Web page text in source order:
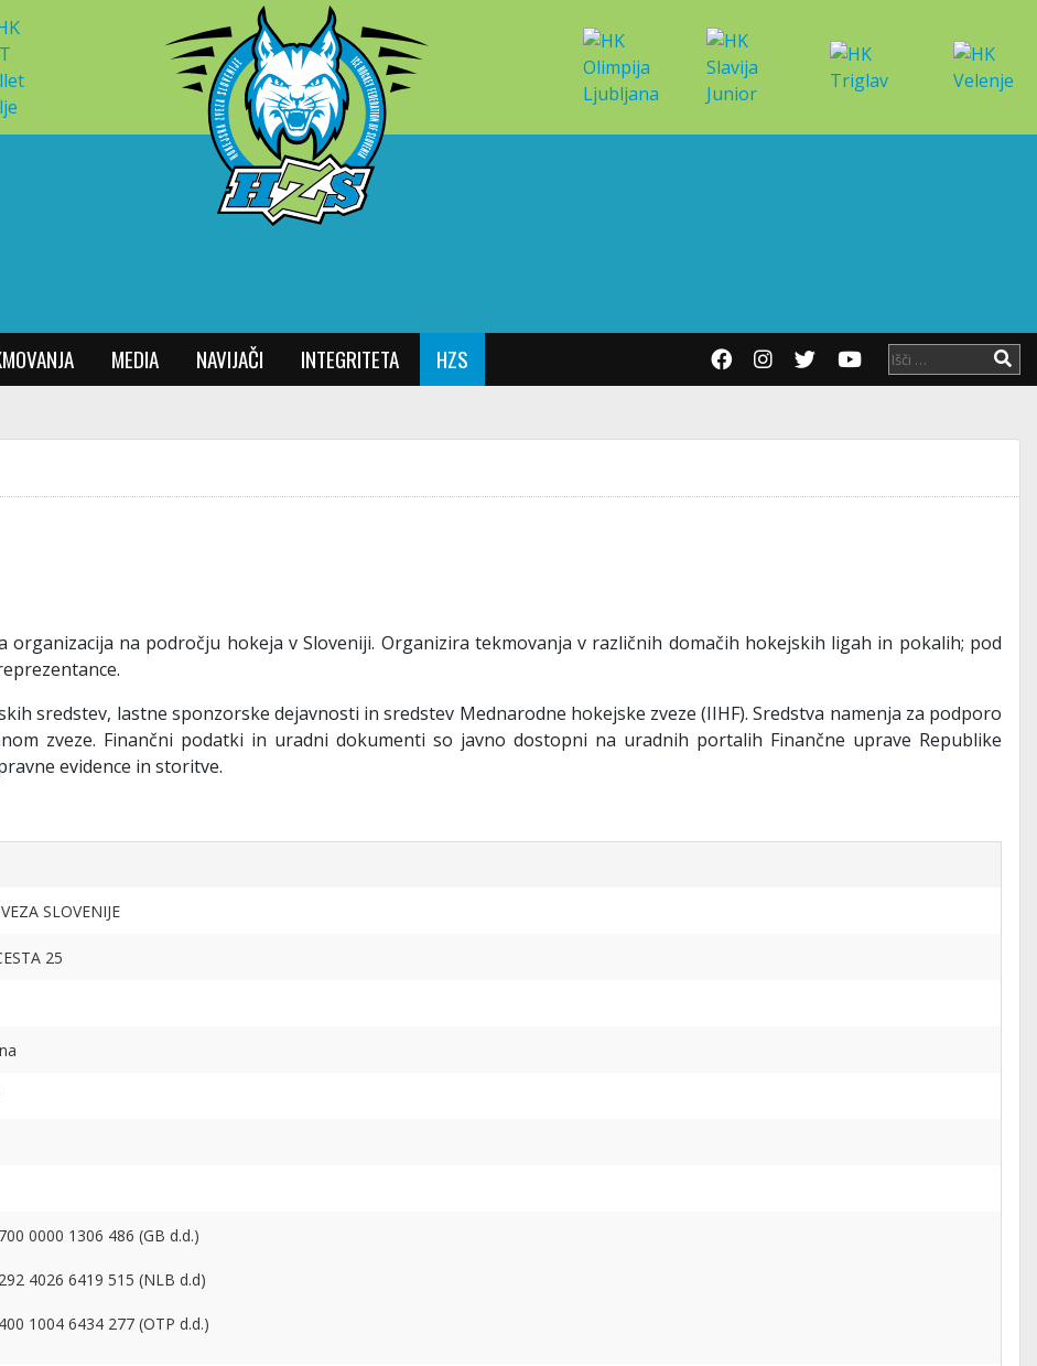
MEDIA NAVIJAČI INTEGRITETA HZS
organizacija na področju hokeja v Sloveniji. Organizira tekmovanja v različnih domačih hokejskih ligah in pokalih; pod
sredstev, lastne sponzorske dejavnosti in sredstev Mednarodne hokejske zveze (IIHF). Sredstva namenja za podporo
zveze. Finančni podatki in uradni dokumenti so javno dostopni na uradnih portalih Finančne uprave Republike
evidence in storitve.
SLOVENIJE
25
0000 1306 486 (GB d.d.)
4026 6419 515 (NLB d.d)
1004 6434 277 (OTP d.d.)